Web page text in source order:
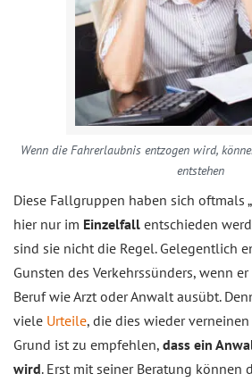
Wenn die Fahrerlaubnis entzogen wird,
entstehen
Diese Fallgruppen haben sich oftmals
hier nur im Einzelfall entschieden
sind sie nicht die Regel. Gelegentlich
Gunsten des Verkehrssünders, wenn
Beruf wie Arzt oder Anwalt ausübt.
viele Urteile, die dies wieder
Grund ist zu empfehlen, dass ein
wird. Erst mit seiner Beratung können